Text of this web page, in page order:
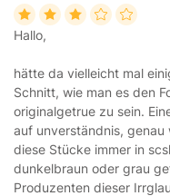
Hallo,
hätte da vielleicht mal
Schnitt, wie man es den
originalgetrue zu sein.
auf unverständnis, genau
diese Stücke immer in
dunkelbraun oder grau
Produzenten dieser